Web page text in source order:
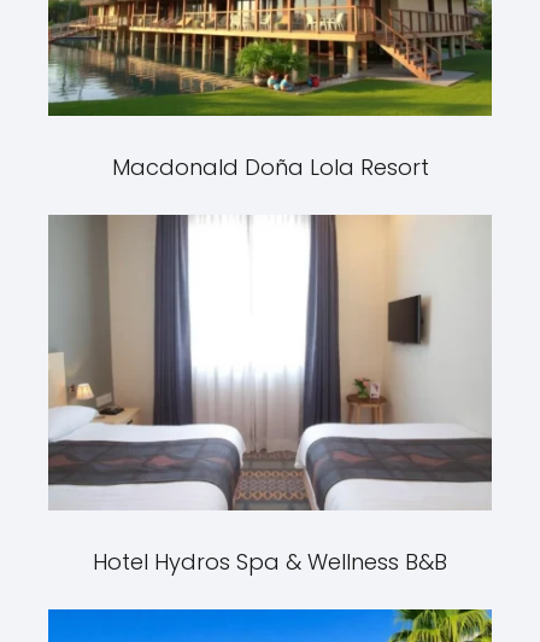
Macdonald Doña Lola Resort
Hotel Hydros Spa & Wellness B&B